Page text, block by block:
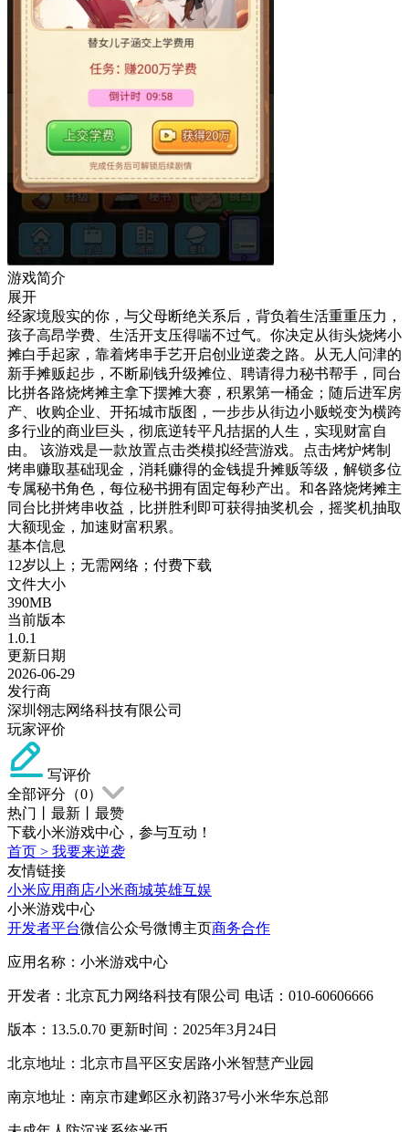
游戏简介
展开
经家境殷实的你，与父母断绝关系后，背负着生活重重压力，
孩子高昂学费、生活开支压得喘不过气。你决定从街头烧烤小
摊白手起家，靠着烤串手艺开启创业逆袭之路。从无人问津的
新手摊贩起步，不断刷钱升级摊位、聘请得力秘书帮手，同台
比拼各路烧烤摊主拿下摆摊大赛，积累第一桶金；随后进军房
产、收购企业、开拓城市版图，一步步从街边小贩蜕变为横跨
多行业的商业巨头，彻底逆转平凡拮据的人生，实现财富自
由。 该游戏是一款放置点击类模拟经营游戏。点击烤炉烤制
烤串赚取基础现金，消耗赚得的金钱提升摊贩等级，解锁多位
专属秘书角色，每位秘书拥有固定每秒产出。和各路烧烤摊主
同台比拼烤串收益，比拼胜利即可获得抽奖机会，摇奖机抽取
大额现金，加速财富积累。
基本信息
12岁以上；无需网络；付费下载
文件大小
390MB
当前版本
1.0.1
更新日期
2026-06-29
发行商
深圳翎志网络科技有限公司
玩家评价
写评价
全部评分（0）
热门
最新
最赞
下载小米游戏中心，参与互动！
首页 > 我要来逆袭
友情链接
小米应用商店小米商城英雄互娱
小米游戏中心
开发者平台微信公众号微博主页商务合作
应用名称：小米游戏中心
开发者：北京瓦力网络科技有限公司 电话：010-60606666
版本：13.5.0.70 更新时间：2025年3月24日
北京地址：北京市昌平区安居路小米智慧产业园
南京地址：南京市建邺区永初路37号小米华东总部